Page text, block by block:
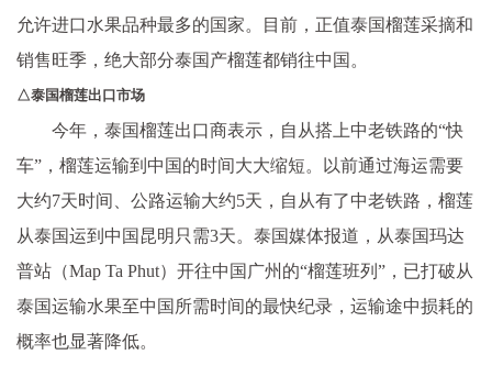
允许进口水果品种最多的国家。目前，正值泰国榴莲采摘和
销售旺季，绝大部分泰国产榴莲都销往中国。
△泰国榴莲出口市场
今年，泰国榴莲出口商表示，自从搭上中老铁路的“快
车”，榴莲运输到中国的时间大大缩短。以前通过海运需要
大约7天时间、公路运输大约5天，自从有了中老铁路，榴莲
从泰国运到中国昆明只需3天。泰国媒体报道，从泰国玛达
普站（Map Ta Phut）开往中国广州的“榴莲班列”，已打破从
泰国运输水果至中国所需时间的最快纪录，运输途中损耗的
概率也显著降低。